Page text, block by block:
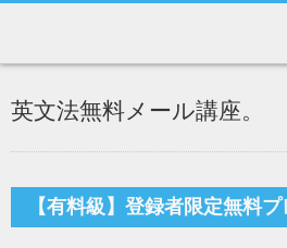
英文法無料メール講座。
【有料級】登録者限定無料プ